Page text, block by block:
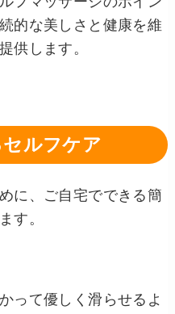
的な美しさと健康を維
供します。
ルフケア
に、ご自宅でできる簡
す。
って優しく滑らせるよ